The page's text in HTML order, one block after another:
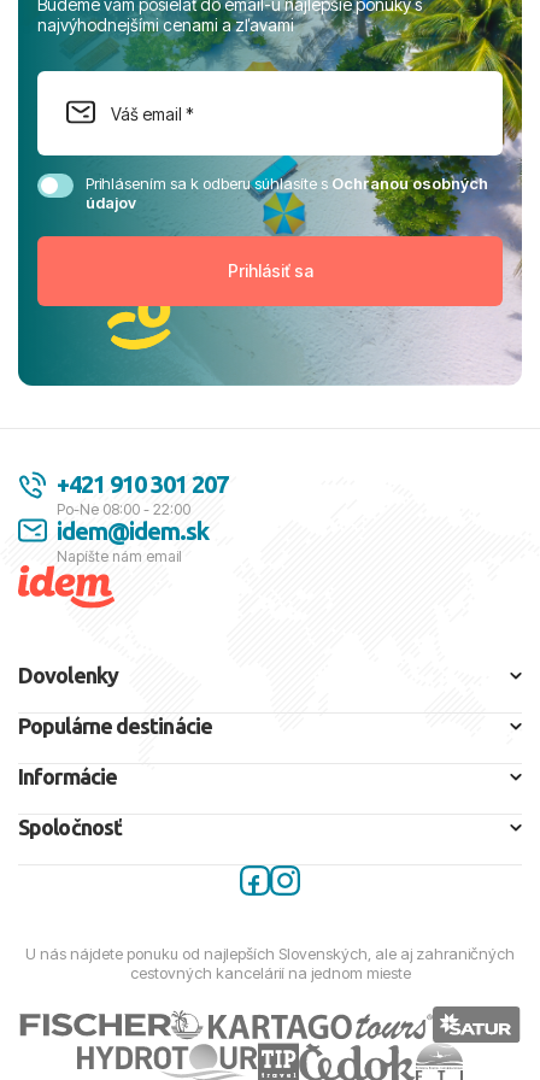
Budeme vám posielať do email-u najlepšie ponuky s
najvýhodnejšími cenami a zľavami
Prihlásením sa k odberu súhlasíte sOchranou osobných
údajov
+421 910 301 207
Po-Ne 08:00 - 22:00
idem@idem.sk
Napíšte nám email
Dovolenky
Populárne destinácie
Informácie
Spoločnosť
U nás nájdete ponuku od najlepších Slovenských, ale aj zahraničných
cestovných kancelárií na jednom mieste